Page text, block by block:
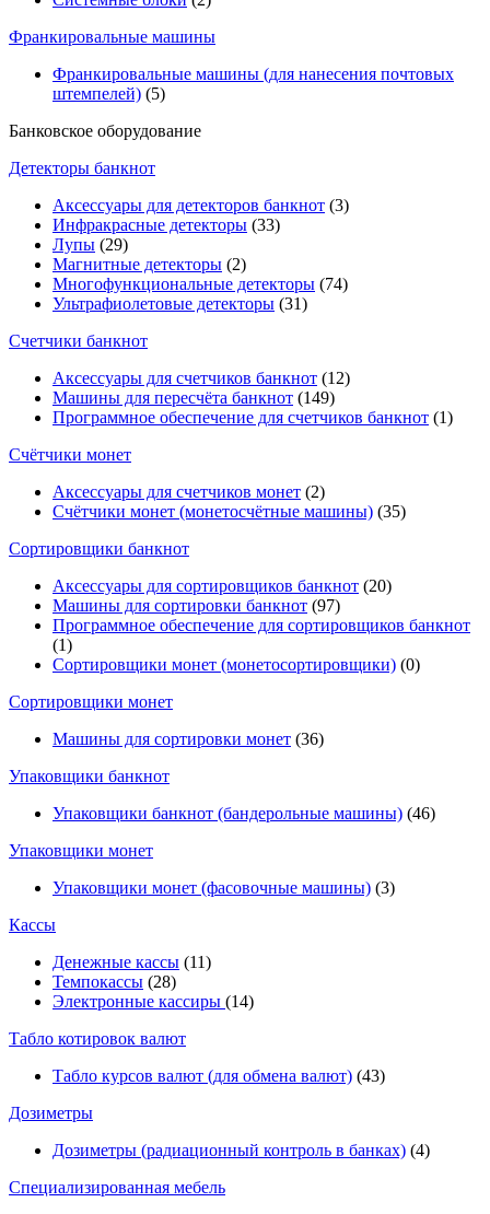
Франкировальные машины
Франкировальные машины (для нанесения почтовых
штемпелей) (5)
Банковское оборудование
Детекторы банкнот
Аксессуары для детекторов банкнот (3)
Инфракрасные детекторы (33)
Лупы (29)
Магнитные детекторы (2)
Многофункциональные детекторы (74)
Ультрафиолетовые детекторы (31)
Счетчики банкнот
Аксессуары для счетчиков банкнот (12)
Машины для пересчёта банкнот (149)
Программное обеспечение для счетчиков банкнот (1)
Счётчики монет
Аксессуары для счетчиков монет (2)
Счётчики монет (монетосчётные машины) (35)
Cортировщики банкнот
Аксессуары для сортировщиков банкнот (20)
Машины для сортировки банкнот (97)
Программное обеспечение для сортировщиков банкнот
(1)
Сортировщики монет (монетосортировщики) (0)
Сортировщики монет
Машины для сортировки монет (36)
Упаковщики банкнот
Упаковщики банкнот (бандерольные машины) (46)
Упаковщики монет
Упаковщики монет (фасовочные машины) (3)
Кассы
Денежные кассы (11)
Темпокассы (28)
Электронные кассиры (14)
Табло котировок валют
Табло курсов валют (для обмена валют) (43)
Дозиметры
Дозиметры (радиационный контроль в банках) (4)
Специализированная мебель